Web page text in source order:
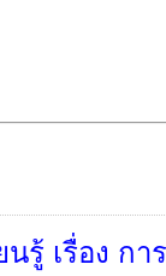
รู้ เรื่อง กา